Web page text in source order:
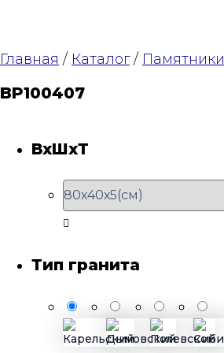
Главная / Каталог/ Памятники
BP100407
Тип гранита
ВхШхТ